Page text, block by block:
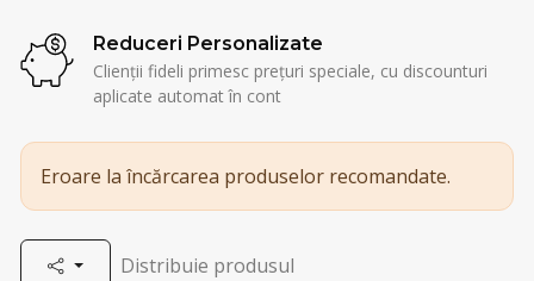
Reduceri Personalizate
Clienții fideli primesc prețuri speciale, cu discounturi
aplicate automat în cont
Eroare la încărcarea produselor recomandate.
Distribuie produsul